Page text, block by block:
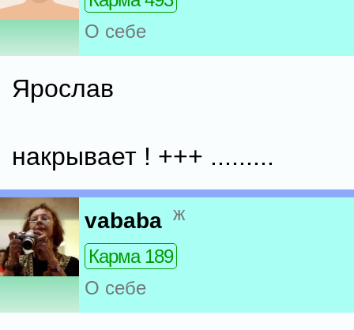
О себе
Ярослав
накрывает ! +++ .........
vababa ж
Карма 189
О себе